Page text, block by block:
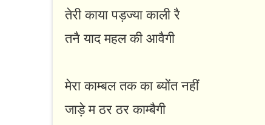
तेरी काया पड़ज्या काली रै
तनै याद महल की आवैगी
मेरा काम्बल तक का ब्योंत नहीं
जाड़े म ठर ठर काम्बैगी